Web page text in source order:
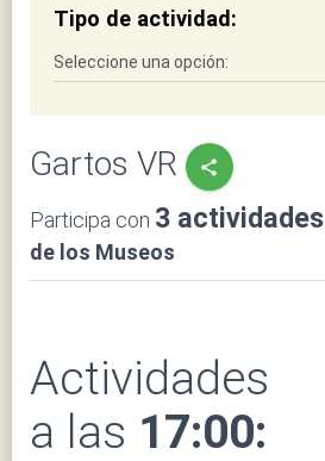
Tipo de actividad:
Gartos VR share
Participa con 3 actividades
de los Museos
Actividades
a las 17:00: